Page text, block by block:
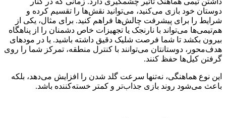
دوستان خود بازی می‌کنید، می‌توانید نقش‌ها را تقسیم کرده و
شرایط را برای پیشرفت چالش‌ها فراهم کنید. برای مثال، یکی از
هم‌تیمی‌ها می‌تواند با نارنجک یا تجهیزات خاص دشمنان را از پناهگاه
بیرون بکشد تا شما فرصت شلیک دقیق داشته باشید. یا در مودهای
هدف‌محور، دوستانتان می‌توانند با کنترل منطقه، تمرکز شما را روی
گرفتن کیل‌ها حفظ کنند.
این نوع هماهنگی، نه‌تنها سرعت گلد شدن را افزایش می‌دهد، بلکه
باعث می‌شود روند بازی جذاب‌تر و کمتر خسته‌کننده باشد.